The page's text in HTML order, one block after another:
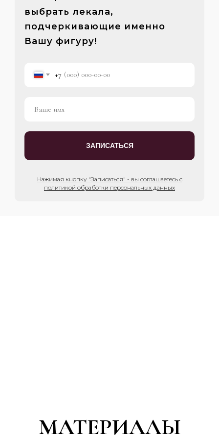
выбрать лекала,
подчеркивающие именно
Вашу фигуру!
+7
ЗАПИСАТЬСЯ
Нажимая кнопку "Записаться" - вы соглашаетесь с
политикой обработки персональных данных
МАТЕРИАЛЫ